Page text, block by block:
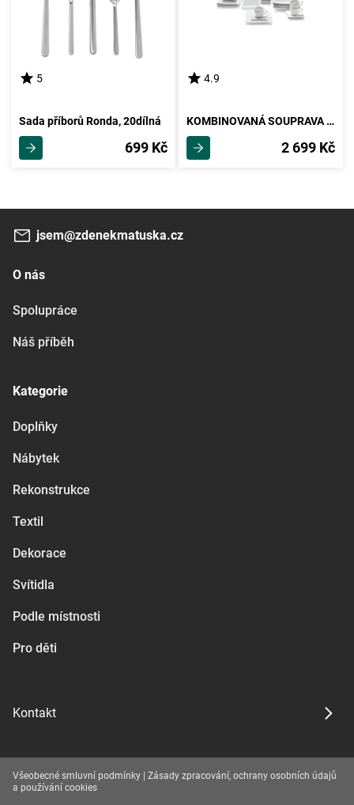
5
Sada příborů Ronda, 20dílná
699 Kč
4.9
KOMBINOVANÁ SOUPRAVA 30-Dílný, Katja -Akt-
2 699 Kč
jsem@zdenekmatuska.cz
O nás
Spolupráce
Náš příběh
Kategorie
Doplňky
Nábytek
Rekonstrukce
Textil
Dekorace
Svítidla
Podle místnosti
Pro děti
Kontakt
Všeobecné smluvní podmínky
Zásady zpracování, ochrany osobních údajů
a používání cookies